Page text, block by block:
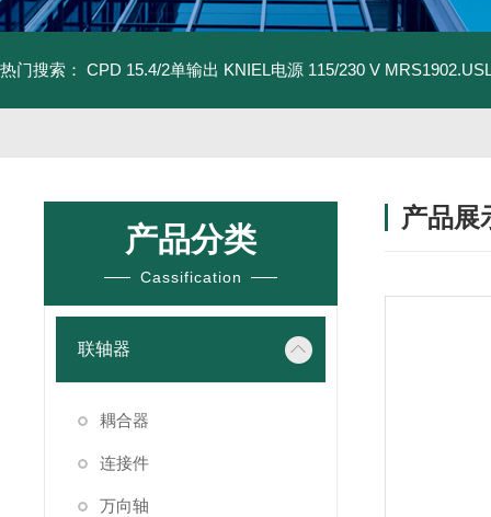
热门搜索： CPD 15.4/2单输出 KNIEL电源 115/230 V
产品分类
Cassification
联轴器
耦合器
连接件
万向轴
产品展